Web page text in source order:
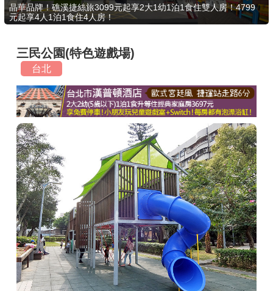
最新消息
最新留言
商家合作
推薦景點
討論區
聯絡我們
APP下載
晶華品牌！礁溪捷絲旅3099元起享2大1幼1泊1食住雙人房！4799
元起享4人1泊1食住4人房！
三民公園(特色遊戲場)
台北